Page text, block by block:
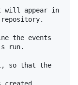
will appear in
the events
run.